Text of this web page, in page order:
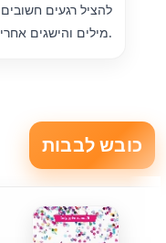
להציל רגעים
מילים והישגים אחרים, היוצרים זכרונות יקרים.
כובש לבבות